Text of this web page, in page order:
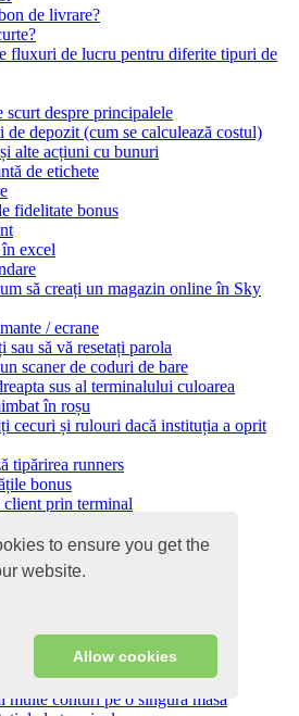
to ensure you get the
website.
Allow cookies
de livrare?
fluxuri de lucru pentru diferite tipuri de
scurt despre principalele
depozit (cum se calculează costul)
alte acțiuni cu bunuri
de etichete
fidelitate bonus
excel
să creați un magazin online în Sky
/ ecrane
sau să vă resetați parola
scaner de coduri de bare
sus al terminalului culoarea
în roșu
cecuri și rulouri dacă instituția a oprit
tipărirea runners
bonus
client prin terminal
chitanță închisă
pe terminal
fără plată
la glisor
comenzii
comentariu la o cec
la comandă la terminal
multe conturi pe o singură masă